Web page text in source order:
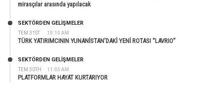
mirasçılar arasında yapılacak
TEM 31ST 10:10 AM
SEKTÖRDEN GELIŞMELER
TÜRK YATIRIMCININ YUNANİSTAN’DAKİ YENİ ROTASI “LAVRIO”
TEM 30TH 11:03 AM
SEKTÖRDEN GELIŞMELER
PLATFORMLAR HAYAT KURTARIYOR